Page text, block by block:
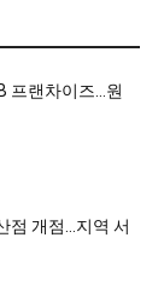
프랜차이즈…원
점 개점…지역 서